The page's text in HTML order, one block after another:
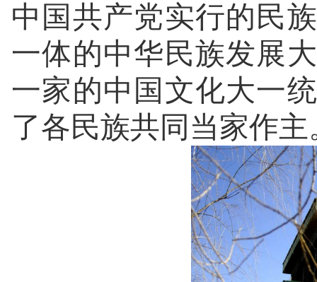
中国共产党实行的民
一体的中华民族发展
一家的中国文化大一
了各民族共同当家作主